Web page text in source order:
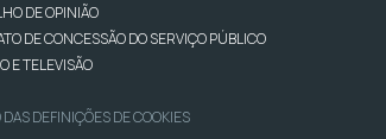
DE OPINIÃO
DE CONCESSÃO DO SERVIÇO PÚBLICO
E TELEVISÃO
DEFINIÇÕES DE COOKIES